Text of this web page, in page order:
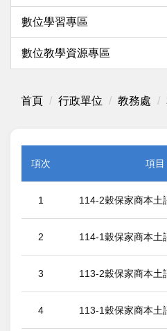
數位學習專區
數位教學資源專區
首頁 行政單位 教務處
項次 項目
1 114-2穀保家商本土
2 114-1穀保家商本土
3 113-2穀保家商本土
4 113-1穀保家商本土